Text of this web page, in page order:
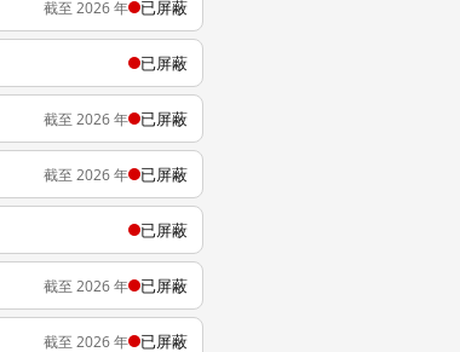
截至 2026 年 已屏蔽
已屏蔽
截至 2026 年 已屏蔽
截至 2026 年 已屏蔽
已屏蔽
截至 2026 年 已屏蔽
截至 2026 年 已屏蔽